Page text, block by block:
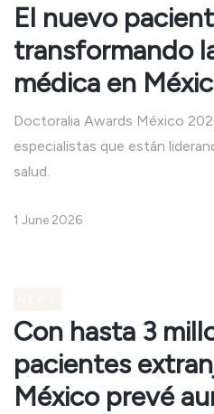
El nuevo
transformando
médica en
Doctoralia Awards México
especialistas que están
salud.
1 June 2026
Con hasta 3
pacientes
México prevé